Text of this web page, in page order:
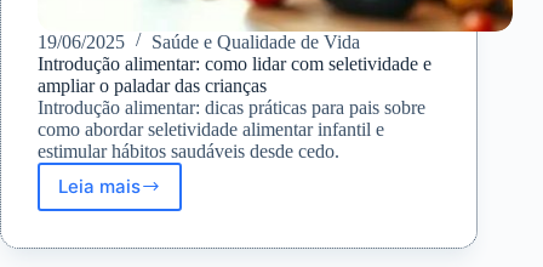
19/06/2025
Saúde e Qualidade de Vida
Introdução alimentar: como lidar com seletividade e
ampliar o paladar das crianças
Introdução alimentar: dicas práticas para pais sobre
como abordar seletividade alimentar infantil e
estimular hábitos saudáveis desde cedo.
Leia maisIntrodução
como